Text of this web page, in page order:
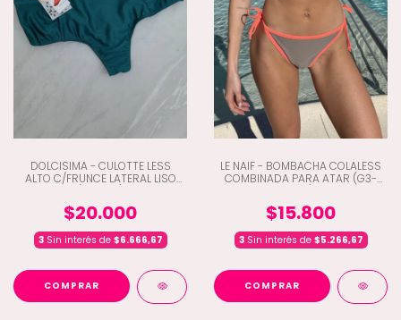
DOLCISIMA - CULOTTE LESS
ALTO C/FRUNCE LATERAL LISO
$20.000
3Sin interés de $6.666,67
COMPRAR
LE NAIF - BOMBACHA COLALESS
COMBINADA PARA ATAR (G3-
$15.800
3Sin interés de $5.266,67
COMPRAR